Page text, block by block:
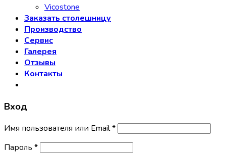
Vicostone
Заказать столешницу
Производство
Сервис
Галерея
Отзывы
Контакты
Вход
Имя пользователя или Email*
Пароль *